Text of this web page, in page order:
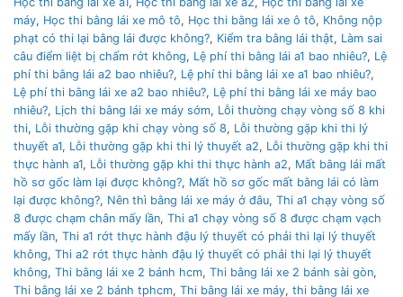
máy, Học thi bằng lái xe mô tô, Học thi bằng lái xe ô tô, Không nộp
phạt có thi lại bằng lái được không?, Kiểm tra bằng lái thật, Làm sai
câu điểm liệt bị chấm rớt không, Lệ phí thi bằng lái a1 bao nhiêu?, Lệ
phí thi bằng lái a2 bao nhiêu?, Lệ phí thi bằng lái xe a1 bao nhiêu?,
Lệ phí thi bằng lái xe a2 bao nhiêu?, Lệ phí thi bằng lái xe máy bao
nhiêu?, Lịch thi bằng lái xe máy sớm, Lỗi thường chạy vòng số 8 khi
thi, Lỗi thường gặp khi chạy vòng số 8, Lỗi thường gặp khi thi lý
thuyết a1, Lỗi thường gặp khi thi lý thuyết a2, Lỗi thường gặp khi thi
thực hành a1, Lỗi thường gặp khi thi thực hành a2, Mất bằng lái mất
hồ sơ gốc làm lại được không?, Mất hồ sơ gốc mất bằng lái có làm
lại được không?, Nên thì bằng lái xe máy ở đâu, Thi a1 chạy vòng số
8 được chạm chân mấy lần, Thi a1 chạy vòng số 8 được chạm vạch
mấy lần, Thi a1 rớt thực hành đậu lý thuyết có phải thi lại lý thuyết
không, Thi a2 rớt thực hành đậu lý thuyết có phải thi lại lý thuyết
không, Thi bằng lái xe 2 bánh hcm, Thi bằng lái xe 2 bánh sài gòn,
Thi bằng lái xe 2 bánh tphcm, Thi bằng lái xe máy, thi bằng lái xe